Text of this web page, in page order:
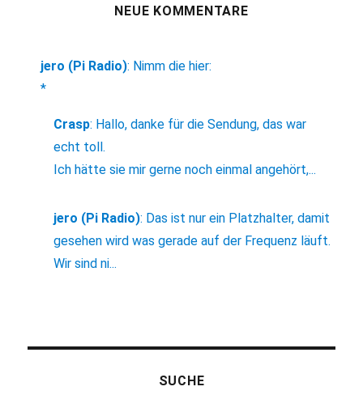
NEUE KOMMENTARE
jero (Pi Radio): Nimm die hier:
*
Crasp: Hallo, danke für die Sendung, das war
echt toll.
Ich hätte sie mir gerne noch einmal angehört,...
jero (Pi Radio): Das ist nur ein Platzhalter, damit
gesehen wird was gerade auf der Frequenz läuft.
Wir sind ni...
SUCHE